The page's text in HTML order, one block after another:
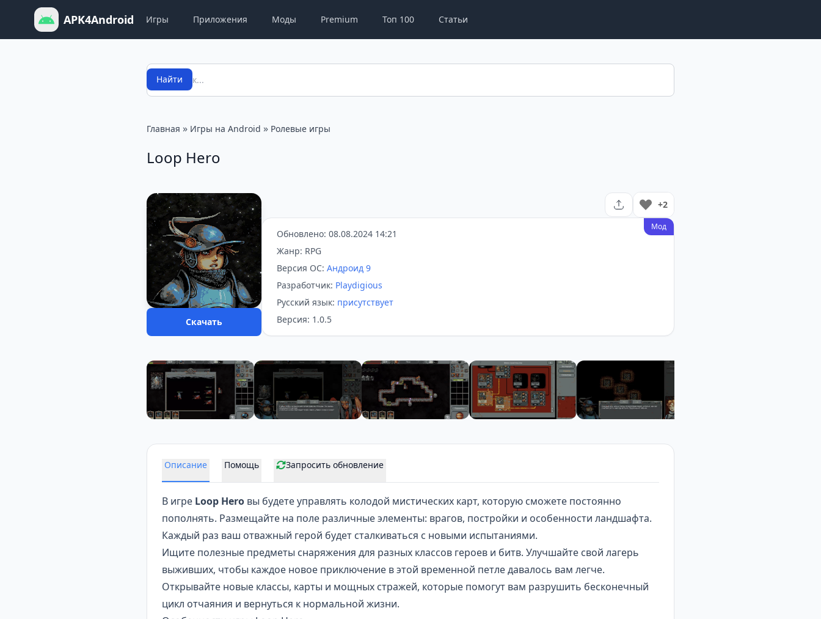
APK4Android Игры Приложения Моды Premium Топ 100 Статьи
Поиск
Найти
Главная » Игры на Android » Ролевые игры
Loop Hero
Скачать
+2
Мод
Обновлено: 08.08.2024 14:21
Жанр: RPG
Версия ОС: Андроид 9
Разработчик: Playdigious
Русский язык: присутствует
Версия: 1.0.5
Описание Помощь Запросить обновление
В игре Loop Hero вы будете управлять колодой мистических карт, которую сможете постоянно
пополнять. Размещайте на поле различные элементы: врагов, постройки и особенности ландшафта.
Каждый раз ваш отважный герой будет сталкиваться с новыми испытаниями.
Ищите полезные предметы снаряжения для разных классов героев и битв. Улучшайте свой лагерь
выживших, чтобы каждое новое приключение в этой временной петле давалось вам легче.
Открывайте новые классы, карты и мощных стражей, которые помогут вам разрушить бесконечный
цикл отчаяния и вернуться к нормальной жизни.